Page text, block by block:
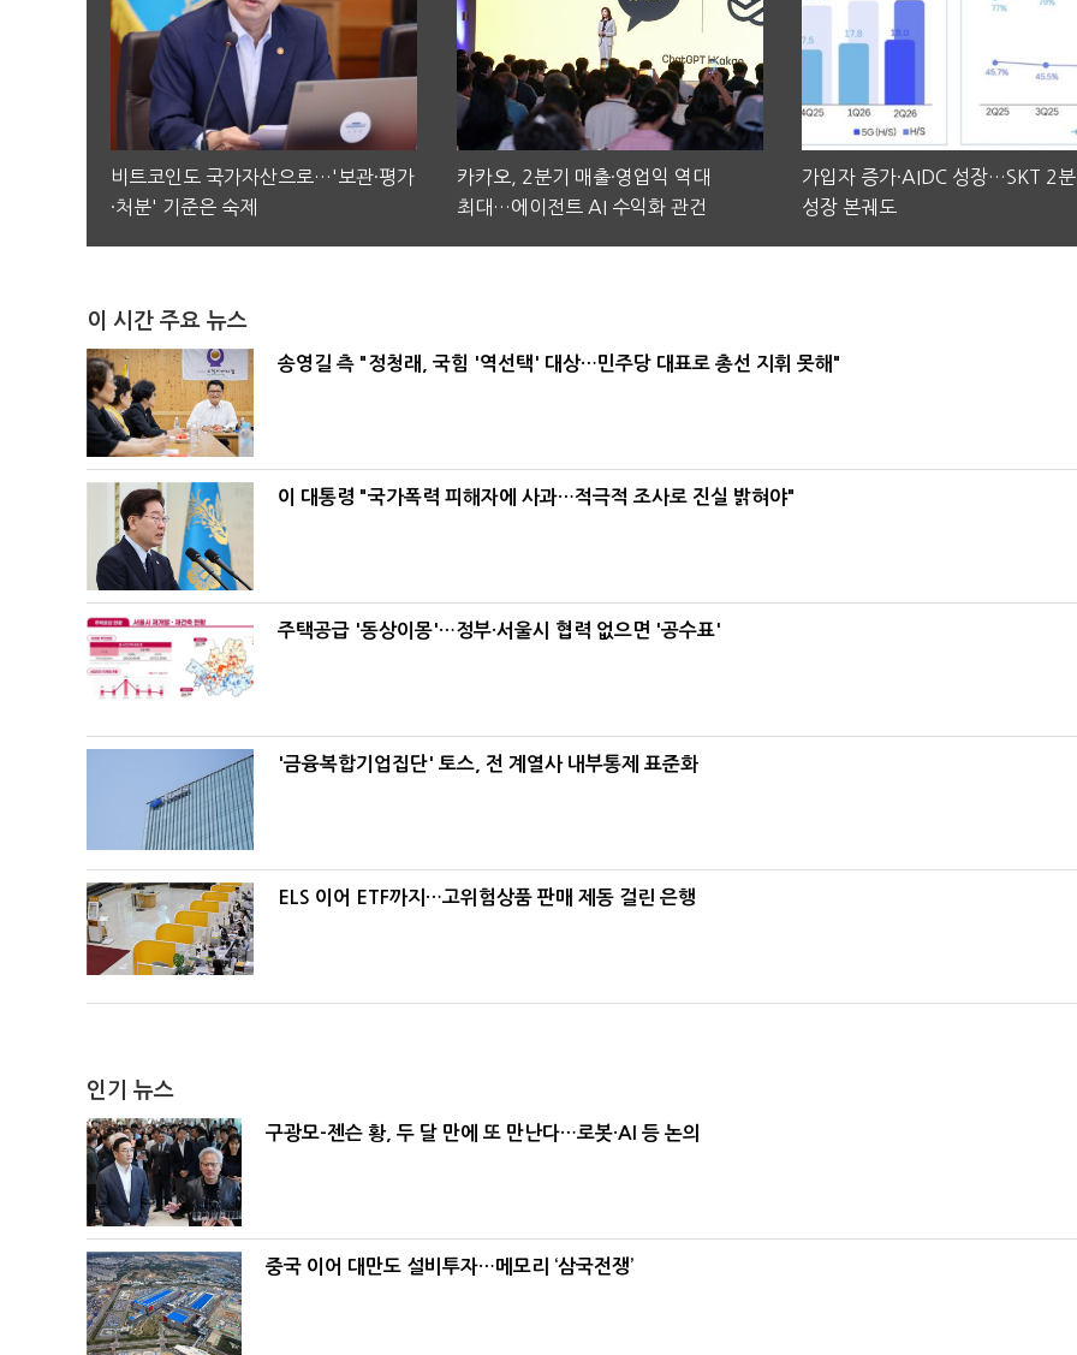
비트코인도 국가자산으로…'보관·평가
·처분' 기준은 숙제
카카오, 2분기 매출·영업익 역대
최대…에이전트 AI 수익화 관건
가입자 증가·AIDC 성장…SKT 2
성장 본궤도
이 시간 주요 뉴스
송영길 측 "정청래, 국힘 '역선택' 대상…민주당 대표로 총선 지휘 못해"
이 대통령 "국가폭력 피해자에 사과…적극적 조사로 진실 밝혀야"
주택공급 '동상이몽'…정부·서울시 협력 없으면 '공수표'
'금융복합기업집단' 토스, 전 계열사 내부통제 표준화
ELS 이어 ETF까지…고위험상품 판매 제동 걸린 은행
인기 뉴스
구광모-젠슨 황, 두 달 만에 또 만난다…로봇·AI 등 논의
중국 이어 대만도 설비투자…메모리 ‘삼국전쟁’